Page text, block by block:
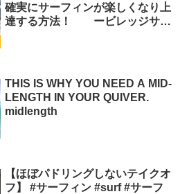
確実にサーフィンが楽しくなり上
達する方法！ ービレッジサー
THIS IS WHY YOU NEED A MID-
LENGTH IN YOUR QUIVER.
midlength
【ほぼパドリングしないテイクオ
フ】 #サーフィン #surf #サーフ